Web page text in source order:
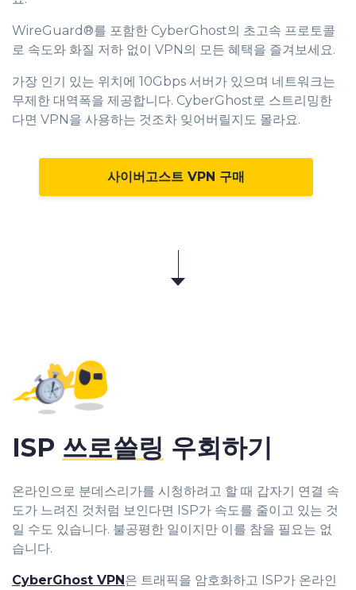
WireGuard®를 포함한 CyberGhost의 초고속 프로토콜
로 속도와 화질 저하 없이 VPN의 모든 혜택을 즐겨보세요.
가장 인기 있는 위치에 10Gbps 서버가 있으며 네트워크는
무제한 대역폭을 제공합니다. CyberGhost로 스트리밍한
다면 VPN을 사용하는 것조차 잊어버릴지도 몰라요.
사이버고스트 VPN 구매
온라인으로 분데스리가를 시청하려고 할 때 갑자기 연결 속
도가 느려진 것처럼 보인다면 ISP가 속도를 줄이고 있는 것
일 수도 있습니다. 불공평한 일이지만 이를 참을 필요는 없
습니다.
CyberGhost VPN은 트래픽을 암호화하고 ISP가 온라인
ISP 쓰로쓸링 우회하기